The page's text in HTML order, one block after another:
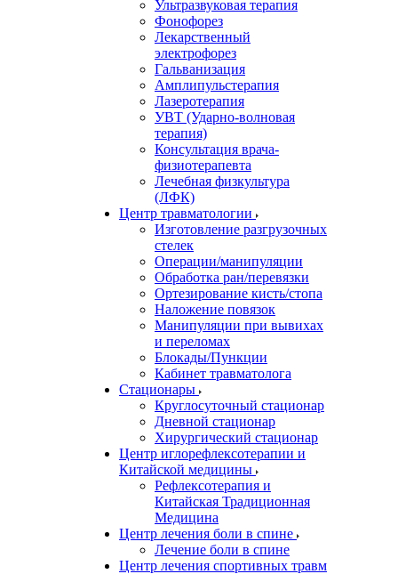
Ультразвуковая терапия
Фонофорез
Лекарственный
электрофорез
Гальванизация
Амплипульстерапия
Лазеротерапия
УВТ (Ударно-волновая
терапия)
Консультация врача-
физиотерапевта
Лечебная физкультура
(ЛФК)
Центр травматологии
Изготовление разгрузочных
стелек
Операции/манипуляции
Обработка ран/перевязки
Ортезирование кисть/стопа
Наложение повязок
Манипуляции при вывихах
и переломах
Блокады/Пункции
Кабинет травматолога
Стационары
Круглосуточный стационар
Дневной стационар
Хирургический стационар
Центр иглорефлексотерапии и
Китайской медицины
Рефлексотерапия и
Китайская Традиционная
Медицина
Центр лечения боли в спине
Лечение боли в спине
Центр лечения спортивных травм